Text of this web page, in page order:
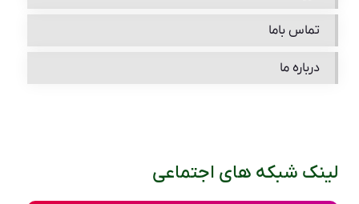
تماس باما
درباره ما
لینک شبکه های اجتماعی